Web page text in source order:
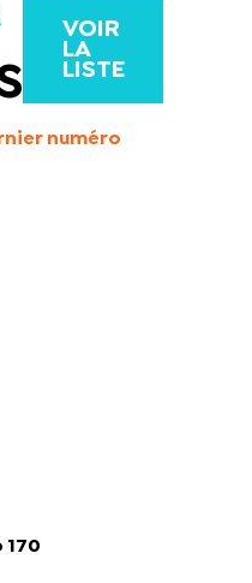
VOIR
LA
LISTE
numéro
170